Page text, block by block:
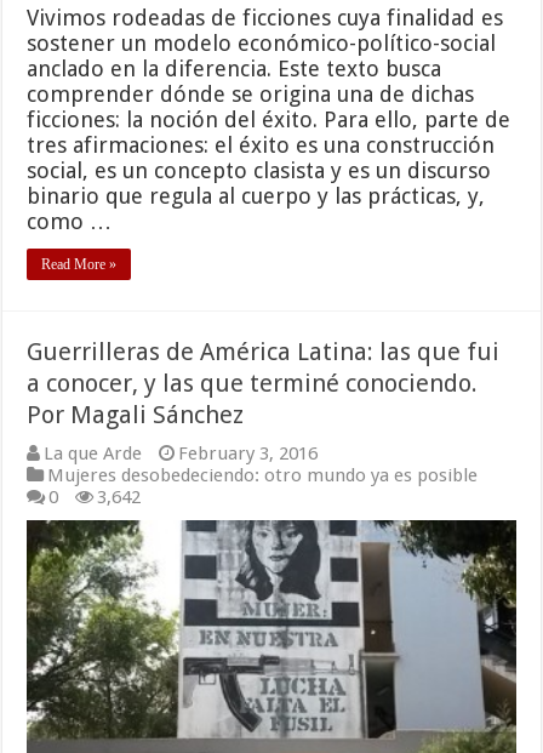
Vivimos rodeadas de ficciones cuya finalidad es
sostener un modelo económico-político-social
anclado en la diferencia. Este texto busca
comprender dónde se origina una de dichas
ficciones: la noción del éxito. Para ello, parte de
tres afirmaciones: el éxito es una construcción
social, es un concepto clasista y es un discurso
binario que regula al cuerpo y las prácticas, y,
como …
Read More »
Guerrilleras de América Latina: las que fui
a conocer, y las que terminé conociendo.
Por Magali Sánchez
La que Arde
February 3, 2016
Mujeres desobedeciendo: otro mundo ya es posible
0
3,642